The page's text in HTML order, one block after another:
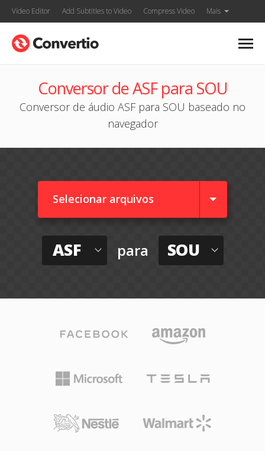
Video Editor Add Subtitles to Video Compress Video Mais
Conversor de ASF para SOU
Conversor de áudio ASF para SOU baseado no
navegador
Selecionar arquivos
ASF para SOU